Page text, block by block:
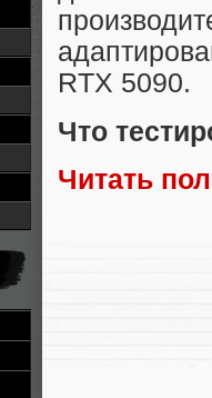
RTX 5090.
Что
Читать